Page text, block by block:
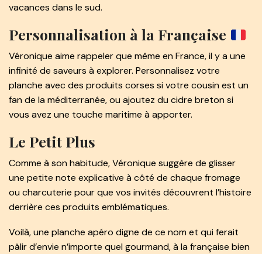
vacances dans le sud.
Personnalisation à la Française
Véronique aime rappeler que même en France, il y a une
infinité de saveurs à explorer. Personnalisez votre
planche avec des produits corses si votre cousin est un
fan de la méditerranée, ou ajoutez du cidre breton si
vous avez une touche maritime à apporter.
Le Petit Plus
Comme à son habitude, Véronique suggère de glisser
une petite note explicative à côté de chaque fromage
ou charcuterie pour que vos invités découvrent l’histoire
derrière ces produits emblématiques.
Voilà, une planche apéro digne de ce nom et qui ferait
pâlir d’envie n’importe quel gourmand, à la française bien